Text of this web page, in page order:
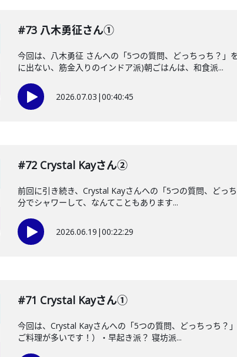
#73 八木勇征さん①
今回は、八木勇征 さんへの「5つの質問、どっちっち？」
に出ない、筋金入りのインドア派)朝ごはんは、和食派...
2026.07.03 |00:40:45
#72 Crystal Kayさん②
前回に引き続き、Crystal Kayさんへの「5つの質問、どっ
分でシャワーして、なんてこともあります...
2026.06.19 |00:22:29
#71 Crystal Kayさん①
今回は、Crystal Kayさんへの「5つの質問、どっちっち？
ご料理が多いです！）・早起き派？ 寝坊派...